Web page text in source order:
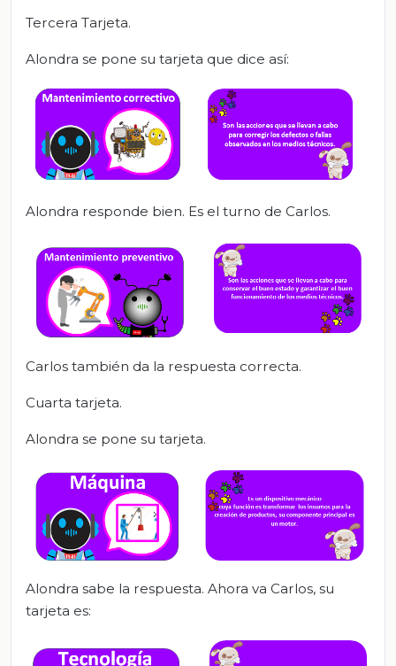
Tercera Tarjeta.
Alondra se pone su tarjeta que dice así:
Alondra responde bien. Es el turno de Carlos.
Carlos también da la respuesta correcta.
Cuarta tarjeta.
Alondra se pone su tarjeta.
Alondra sabe la respuesta. Ahora va Carlos, su
tarjeta es: